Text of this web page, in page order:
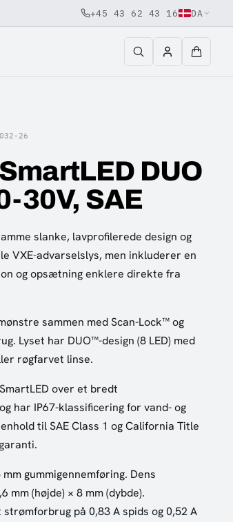
+45 43 62 43 16 DA
26
DUO
30V, SAE
slanke, lavprofilerede design og
VXE-advarselslys, men inkluderer en
og opsætning enklere direkte fra
sammen med Scan-Lock™ og
Lyset har DUO™-design (8 LED) med
røgfarvet linse.
over et bredt
har IP67-klassificering for vand- og
til SAE Class 1 og California Title
gummigennemføring. Dens
mm (højde) × 8 mm (dybde).
på 0,83 A spids og 0,52 A